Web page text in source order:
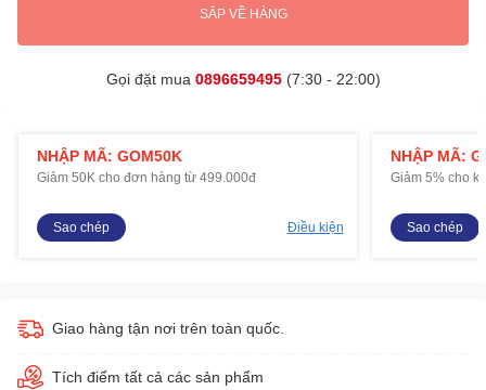
SẮP VỀ HÀNG
Gọi đặt mua 0896659495(7:30 - 22:00)
NHẬP MÃ: GOM50K
Giảm 50K cho đơn hàng từ 499.000đ
Sao chép Điều kiện
NHẬP MÃ:
Giảm 5% cho
Sao chép
Giao hàng tận nơi trên toàn quốc.
Tích điểm tất cả các sản phẩm